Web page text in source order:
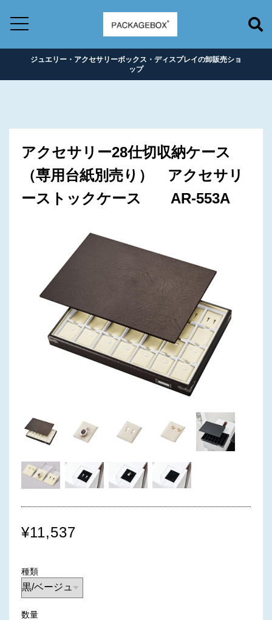
ジュエリー・アクセサリーボックス・ディスプレイの卸販売ショ
ップ
アクセサリー28仕切収納ケース
（専用台紙別売り） アクセサリ
ーストックケース AR-553A
¥11,537
種類
数量